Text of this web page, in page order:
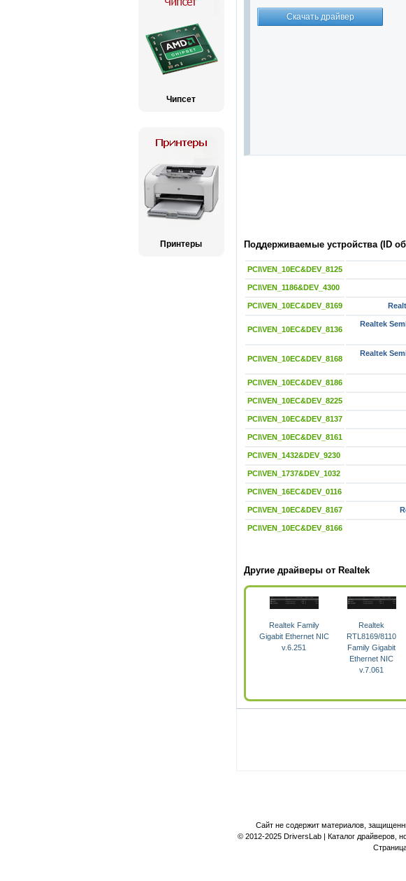
Чипсет
Принтеры Поддерживаемые устройства (ID
PCI\VEN_10EC&DEV_8125
PCI\VEN_1186&DEV_4300
PCI\VEN_10EC&DEV_8169
PCI\VEN_10EC&DEV_8136
Realtek
PCI\VEN_10EC&DEV_8168
Realtek
PCI\VEN_10EC&DEV_8186
PCI\VEN_10EC&DEV_8225
PCI\VEN_10EC&DEV_8137
PCI\VEN_10EC&DEV_8161
PCI\VEN_1432&DEV_9230
PCI\VEN_1737&DEV_1032
PCI\VEN_16EC&DEV_0116
PCI\VEN_10EC&DEV_8167
PCI\VEN_10EC&DEV_8166
Другие драйверы от Realtek
Realtek Family
Gigabit Ethernet NIC
v.6.251
Realtek
RTL8169/8110
Family Gigabit
Ethernet NIC
v.7.061
Сайт не содержит материалов,
© 2012-2025 DriversLab | Каталог драйверов,